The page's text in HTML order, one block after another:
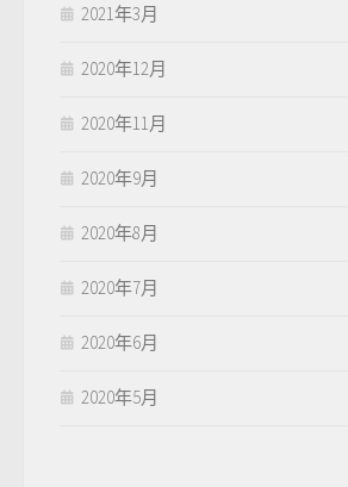
2021年3月
2020年12月
2020年11月
2020年9月
2020年8月
2020年7月
2020年6月
2020年5月